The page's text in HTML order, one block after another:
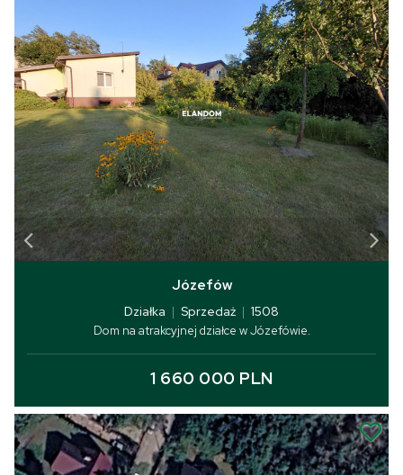
Józefów
Działka | Sprzedaż | 1508
Dom na atrakcyjnej działce w Józefówie.
1 660 000 PLN